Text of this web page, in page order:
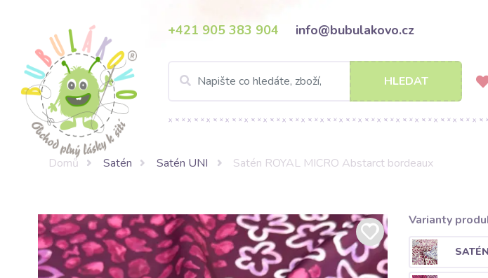
+421 905 383 904 info@bubulakovo.cz
HLEDAT
Domů Satén Satén UNI Satén ROYAL MICRO Abstarct bordeaux
Varianty